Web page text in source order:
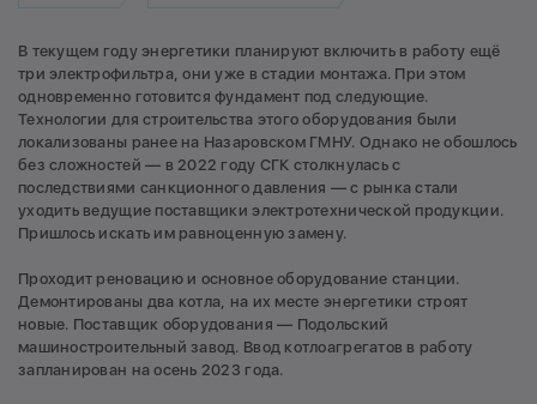
В текущем году энергетики планируют включить в работу ещё
три электрофильтра, они уже в стадии монтажа. При этом
одновременно готовится фундамент под следующие.
Технологии для строительства этого оборудования были
локализованы ранее на Назаровском ГМНУ. Однако не обошлось
без сложностей — в 2022 году СГК столкнулась с
последствиями санкционного давления — с рынка стали
уходить ведущие поставщики электротехнической продукции.
Пришлось искать им равноценную замену.
Проходит реновацию и основное оборудование станции.
Демонтированы два котла, на их месте энергетики строят
новые. Поставщик оборудования — Подольский
машиностроительный завод. Ввод котлоагрегатов в работу
запланирован на осень 2023 года.